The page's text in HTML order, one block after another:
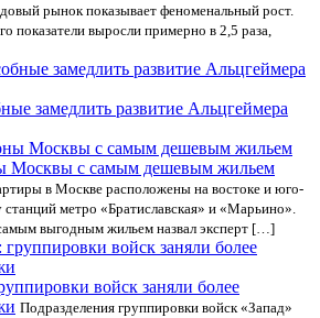
рынок показывает феноменальный рост.
показатели выросли примерно в 2,5 раза,
замедлить развитие Альцгеймера
Москвы с самым дешевым жильем
в Москве расположены на востоке и юго-
метро «Братиславская» и «Марьино».
выгодным жильем назвал эксперт […]
войск заняли более
Подразделения группировки войск «Запад»